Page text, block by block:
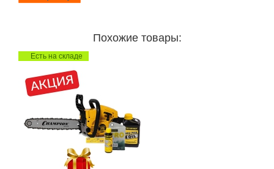
Похожие товары:
Есть на складе